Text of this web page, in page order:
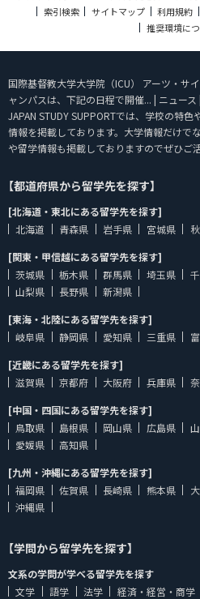
索引検索
サイトマップ 利用規約
推奨環境に
国際基督教大学大学院（ICU） アーツ・サ
ャンパスは、下記の日程で開催... | ニュース
JAPAN STUDY SUPPORTでは、学校の特
情報を掲載しております。大学情報だけで
や留学情報も掲載しておりますのでぜひご
【都道府県から留学先を探す】
[北海道・東北にある留学先を探す]
北海道
青森県 岩手県 宮城県
[関東・甲信越にある留学先を探す]
茨城県
栃木県 群馬県 埼玉県
山梨県
長野県
新潟県
[東海・北陸にある留学先を探す]
岐阜県
静岡県 愛知県 三重県
[近畿にある留学先を探す]
滋賀県
京都府 大阪府 兵庫県
[中国・四国にある留学先を探す]
鳥取県
島根県 岡山県 広島県
愛媛県
高知県
[九州・沖縄にある留学先を探す]
福岡県
佐賀県 長崎県 熊本県
沖縄県
【学問から留学先を探す】
文系の学問が学べる留学先を探す
文学
語学 法学 経済・経営・商学